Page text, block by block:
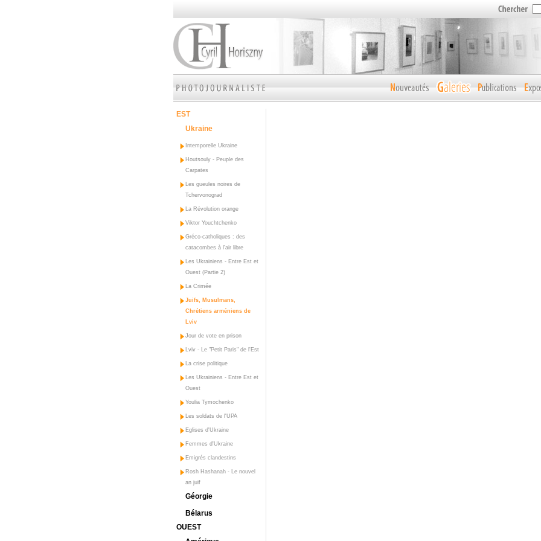
EST
Ukraine
Intemporelle Ukraine
Houtsouly - Peuple des
Carpates
Les gueules noires de
Tchervonograd
La Révolution orange
Viktor Youchtchenko
Gréco-catholiques : des
catacombes à l'air libre
Les Ukrainiens - Entre Est et
Ouest (Partie 2)
La Crimée
Juifs, Musulmans,
Chrétiens arméniens de
Lviv
Jour de vote en prison
Lviv - Le "Petit Paris" de l'Est
La crise politique
Les Ukrainiens - Entre Est et
Ouest
Youlia Tymochenko
Les soldats de l'UPA
Eglises d'Ukraine
Femmes d'Ukraine
Emigrés clandestins
Rosh Hashanah - Le nouvel
an juif
Géorgie
Bélarus
OUEST